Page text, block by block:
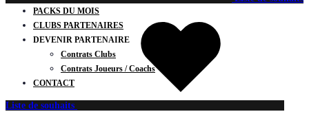
PACKS DU MOIS
CLUBS PARTENAIRES
DEVENIR PARTENAIRE
Contrats Clubs
Contrats Joueurs / Coachs
CONTACT
Liste de souhaits